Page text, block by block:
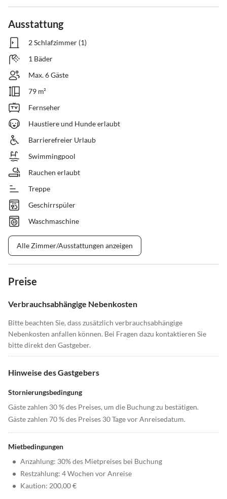
Ausstattung
2 Schlafzimmer (1)
1 Bäder
Max. 6 Gäste
79 m²
Fernseher
Haustiere und Hunde erlaubt
Barrierefreier Urlaub
Swimmingpool
Rauchen erlaubt
Treppe
Geschirrspüler
Waschmaschine
Alle Zimmer/Ausstattungen anzeigen
Preise
Verbrauchsabhängige Nebenkosten
Bitte beachten Sie, dass zusätzlich verbrauchsabhängige
Nebenkosten anfallen können. Bei Fragen dazu kontaktieren Sie
bitte direkt den Gastgeber.
Hinweise des Gastgebers
Stornierungsbedingung
Gäste zahlen 30 % des Preises, um die Buchung zu bestätigen.
Gäste zahlen 70 % des Preises 30 Tage vor Anreisedatum.
Mietbedingungen
• Anzahlung: 30% des Mietpreises bei Buchung
• Restzahlung: 4 Wochen vor Anreise
• Kaution: 200,00 €